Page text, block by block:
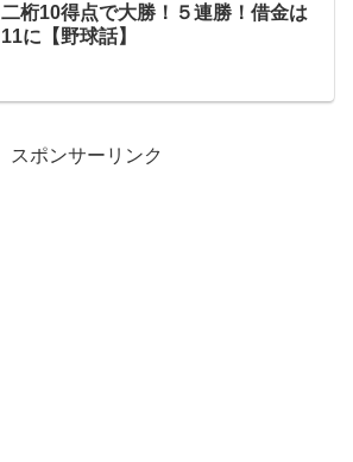
二桁10得点で大勝！５連勝！借金は
11に【野球話】
スポンサーリンク